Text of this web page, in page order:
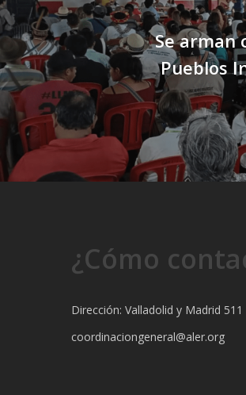
Se arman
Pueblos
¿Cómo
Dirección: Valladolid y Madrid 511
coordinaciongeneral@aler.org